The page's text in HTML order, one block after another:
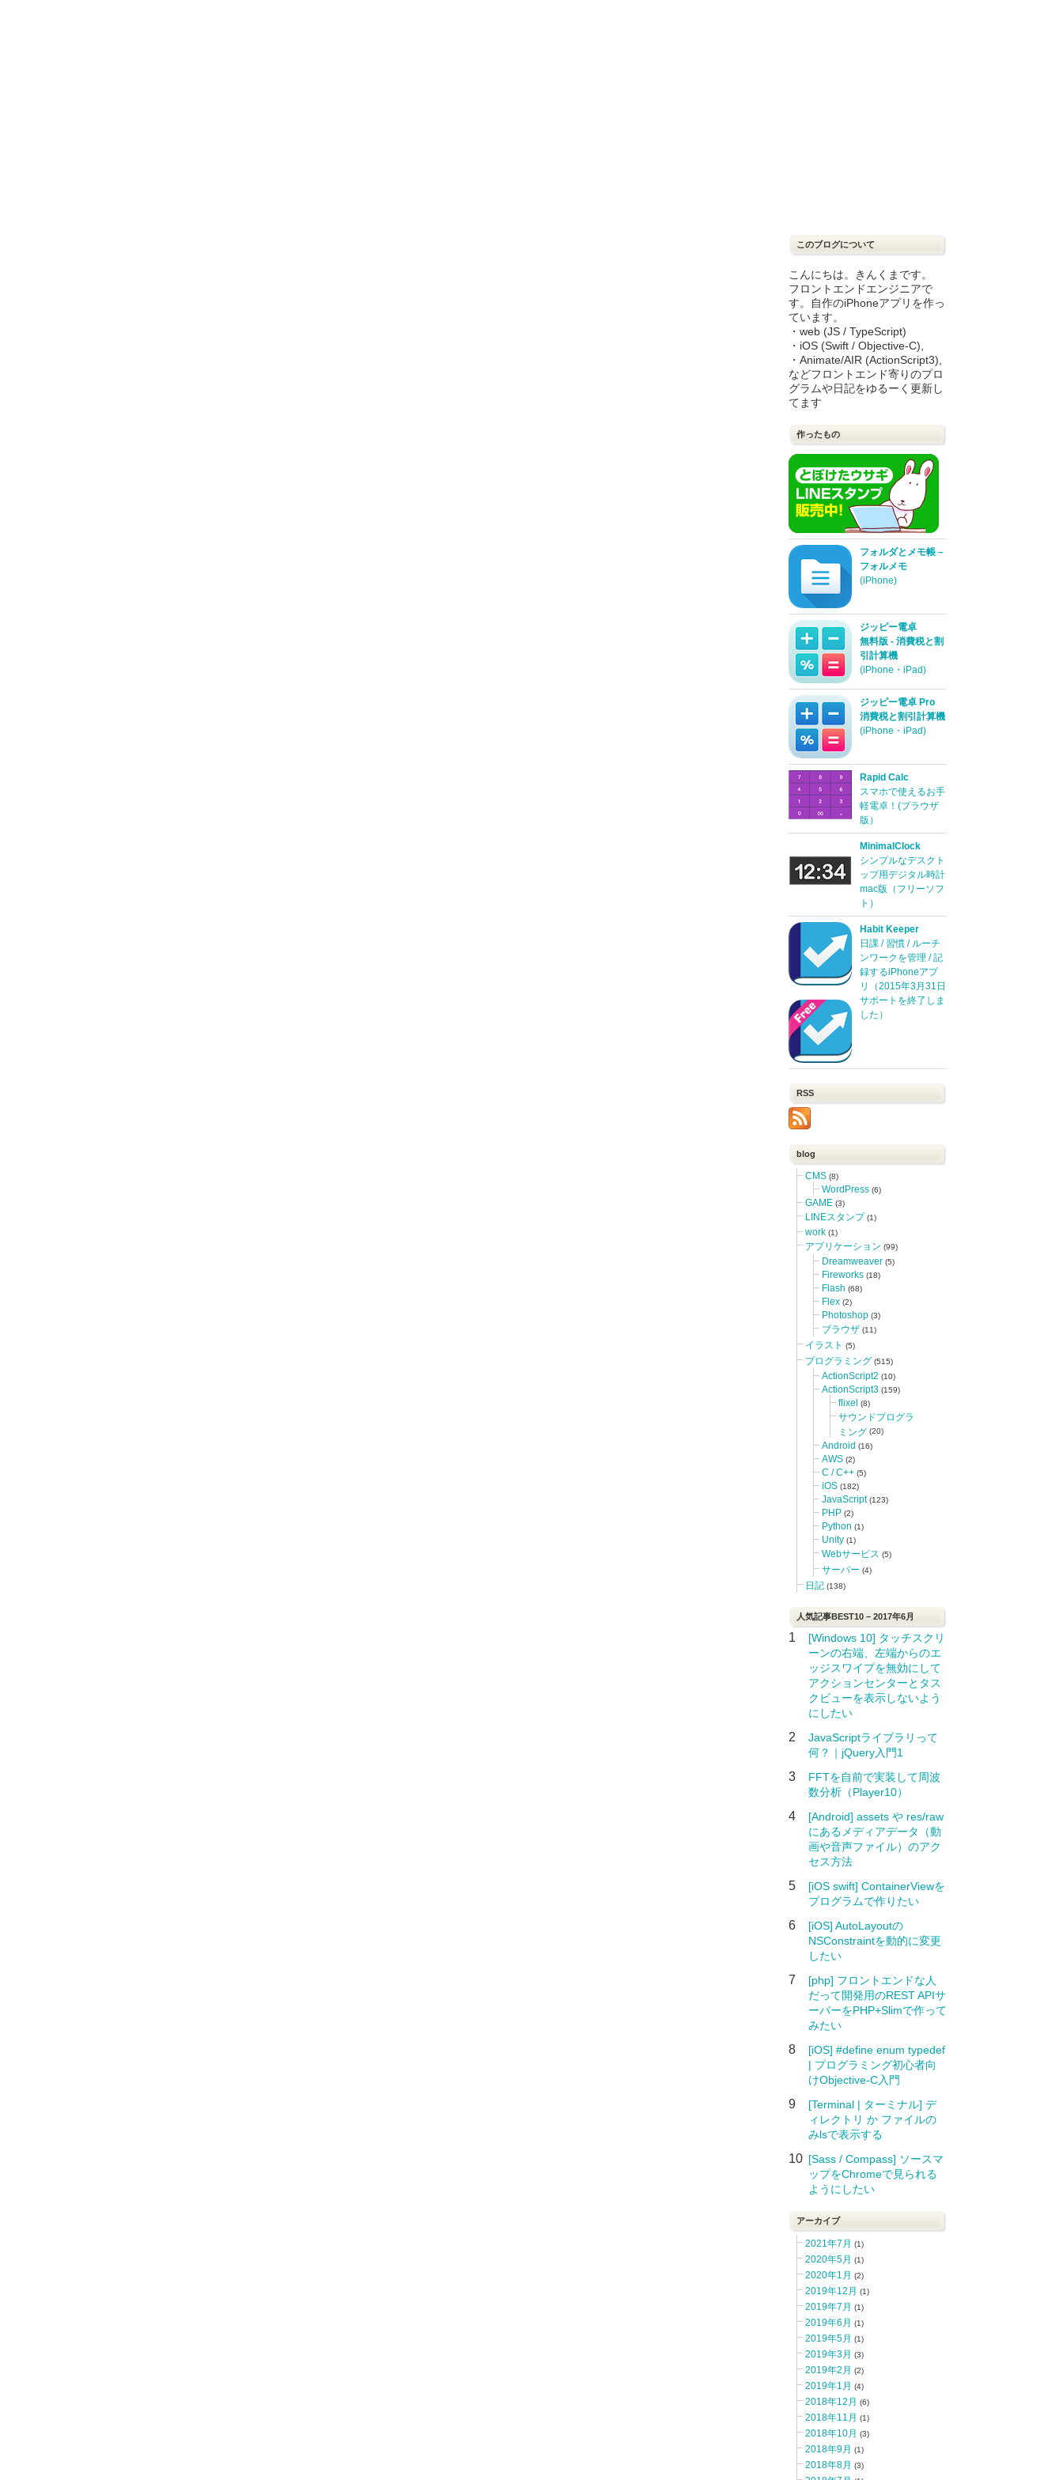
このブログについて
こんにちは。きんくまです。
フロントエンドエンジニアで
す。自作のiPhoneアプリを作っ
ています。
・web (JS / TypeScript)
・iOS (Swift / Objective-C),
・Animate/AIR (ActionScript3),
などフロントエンド寄りのプロ
グラムや日記をゆるーく更新し
てます
作ったもの
フォルダとメモ帳 –
フォルメモ
(iPhone)
ジッピー電卓
無料版 - 消費税と割
引計算機
(iPhone・iPad)
ジッピー電卓 Pro
消費税と割引計算機
(iPhone・iPad)
Rapid Calc
スマホで使えるお手
軽電卓！(ブラウザ
版）
MinimalClock
シンプルなデスクト
ップ用デジタル時計
mac版（フリーソフ
ト）
Habit Keeper
日課 / 習慣 / ルーチ
ンワークを管理 / 記
録するiPhoneアプ
リ（2015年3月31日
サポートを終了しま
した）
RSS
blog
CMS (8)
WordPress (6)
GAME (3)
LINEスタンプ (1)
work (1)
アプリケーション (99)
Dreamweaver (5)
Fireworks (18)
Flash (68)
Flex (2)
Photoshop (3)
ブラウザ (11)
イラスト (5)
プログラミング (515)
ActionScript2 (10)
ActionScript3 (159)
flixel (8)
サウンドプログラ
ミング (20)
Android (16)
AWS (2)
C / C++ (5)
iOS (182)
JavaScript(123)
PHP (2)
Python (1)
Unity (1)
Webサービス (5)
サーバー (4)
日記 (138)
人気記事BEST10 – 2017年6月
1
[Windows 10] タッチスクリ
ーンの右端、左端からのエ
ッジスワイプを無効にして
アクションセンターとタス
クビューを表示しないよう
にしたい
2
JavaScriptライブラリって
何？｜jQuery入門1
3
FFTを自前で実装して周波
数分析（Player10）
4
[Android] assets や res/raw
にあるメディアデータ（動
画や音声ファイル）のアク
セス方法
5
[iOS swift] ContainerViewを
プログラムで作りたい
6
[iOS] AutoLayoutの
NSConstraintを動的に変更
したい
7
[php] フロントエンドな人
だって開発用のREST APIサ
ーバーをPHP+Slimで作って
みたい
8
[iOS] #define enum typedef
| プログラミング初心者向
けObjective-C入門
9
[Terminal | ターミナル] デ
ィレクトリ か ファイルの
みlsで表示する
10 [Sass / Compass] ソースマ
ップをChromeで見られる
ようにしたい
アーカイブ
2021年7月 (1)
2020年5月 (1)
2020年1月 (2)
2019年12月 (1)
2019年7月 (1)
2019年6月 (1)
2019年5月 (1)
2019年3月 (3)
2019年2月 (2)
2019年1月 (4)
2018年12月 (6)
2018年11月 (1)
2018年10月 (3)
2018年9月 (1)
2018年8月 (3)